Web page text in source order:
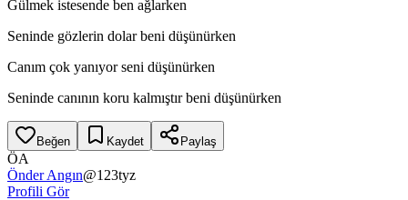
Gülmek istesende ben ağlarken
Seninde gözlerin dolar beni düşünürken
Canım çok yanıyor seni düşünürken
Seninde canının koru kalmıştır beni düşünürken
Beğen Kaydet Paylaş
ÖA
Önder Angın@123tyz
Profili Gör